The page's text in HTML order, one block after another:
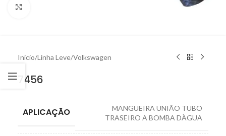
Início/Linha Leve/Volkswagen
7456
APLICAÇÃO
MANGUEIRA UNIÃO TUBO
TRASEIRO A BOMBA DÀGUA